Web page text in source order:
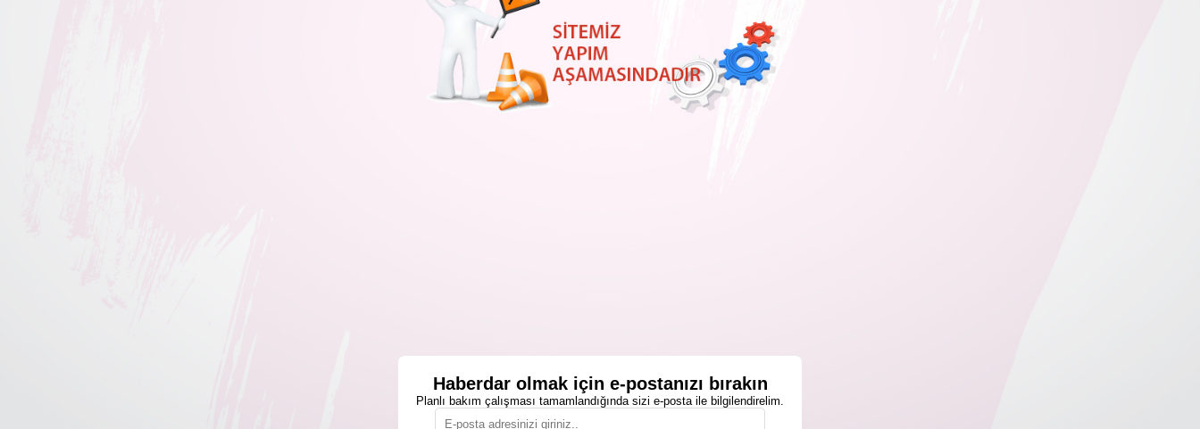
Haberdar olmak için e-postanızı bırakın
Planlı bakım çalışması tamamlandığında sizi e-posta ile bilgilendirelim.